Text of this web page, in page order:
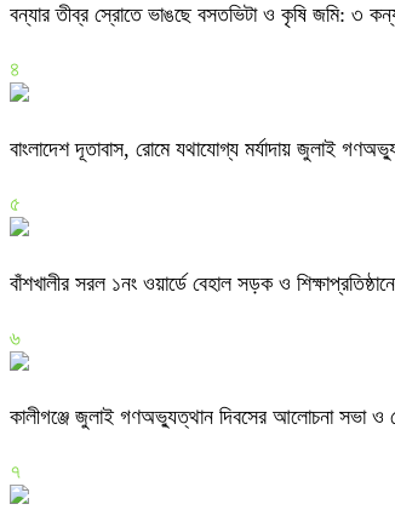
বন্যার তীব্র স্রোতে ভাঙছে বসতভিটা ও কৃষি জমি: ৩
৪
বাংলাদেশ দূতাবাস, রোমে যথাযোগ্য মর্যাদায় জুলাই
৫
বাঁশখালীর সরল ১নং ওয়ার্ডে বেহাল সড়ক ও
৬
কালীগঞ্জে জুলাই গণঅভ্যুত্থান দিবসের আলোচনা সভা ও
৭